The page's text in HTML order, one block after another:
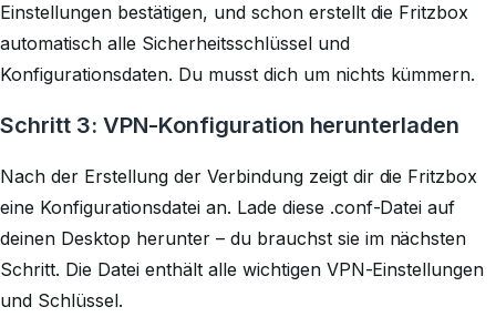
Einstellungen bestätigen, und schon erstellt die Fritzbox
automatisch alle Sicherheitsschlüssel und
Konfigurationsdaten. Du musst dich um nichts kümmern.
Schritt 3: VPN-Konfiguration herunterladen
Nach der Erstellung der Verbindung zeigt dir die Fritzbox
eine Konfigurationsdatei an. Lade diese .conf-Datei auf
deinen Desktop herunter – du brauchst sie im nächsten
Schritt. Die Datei enthält alle wichtigen VPN-Einstellungen
und Schlüssel.